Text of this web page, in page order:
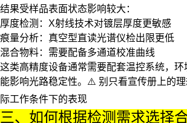
结果受样品表面状态影响较大：
厚度检测：X射线技术对镀层厚度更敏感
痕量分析：真空型直读光谱仪检出限更低
混合物料：需要配备多通道校准曲线
这类高精度设备通常需要配套温控系统，
能影响光路稳定性。⚠️ 别只看宣传册上的
际工作条件下的表现
三、如何根据检测需求选择